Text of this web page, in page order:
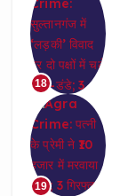
18
19